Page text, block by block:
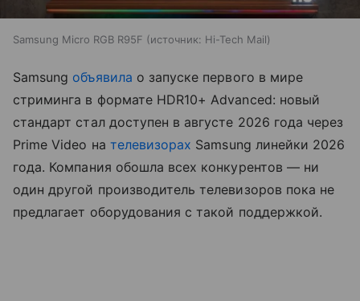
Samsung Micro RGB R95F источник: Hi-Tech Mail
Samsung объявила о запуске первого в мире
стриминга в формате HDR10+ Advanced: новый
стандарт стал доступен в августе 2026 года через
Prime Video на телевизорах Samsung линейки 2026
года. Компания обошла всех конкурентов — ни
один другой производитель телевизоров пока не
предлагает оборудования с такой поддержкой.